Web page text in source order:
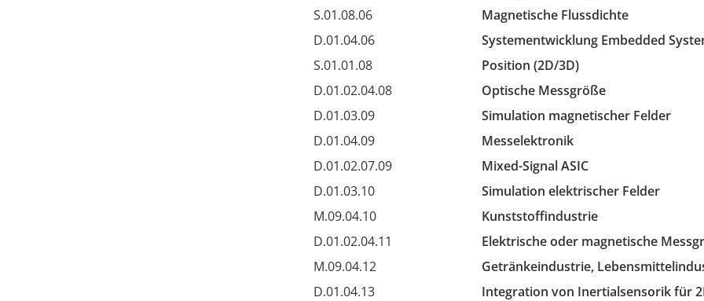
S.01.08.06
Magnetische Flussdichte
D.01.04.06
Systementwicklung Embedded
S.01.01.08
Position (2D/3D)
D.01.02.04.08
Optische Messgröße
D.01.03.09
Simulation magnetischer Felder
D.01.04.09
Messelektronik
D.01.02.07.09
Mixed-Signal ASIC
D.01.03.10
Simulation elektrischer Felder
M.09.04.10
Kunststoffindustrie
D.01.02.04.11
Elektrische oder magnetische
M.09.04.12
Getränkeindustrie,
D.01.04.13
Integration von Inertialsensorik für